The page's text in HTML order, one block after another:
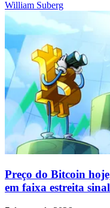
William Suberg
Preço do Bitcoin
em faixa estreita